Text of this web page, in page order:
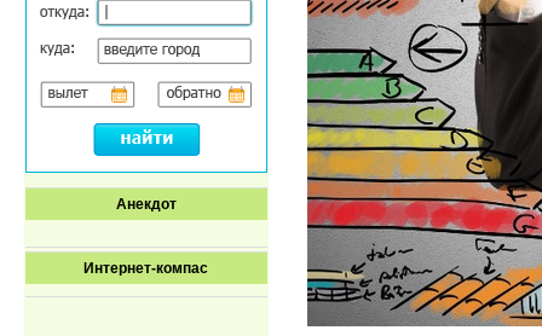
Анекдот
Интернет-компас